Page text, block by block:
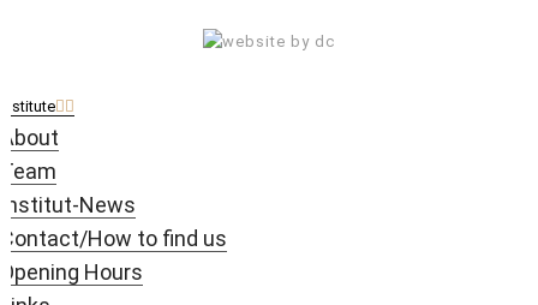
Institute
About
Team
Institut-News
Contact/How to find us
Opening Hours